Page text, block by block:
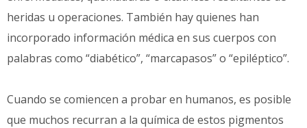
heridas u operaciones. También hay quienes han
incorporado información médica en sus cuerpos con
palabras como “diabético”, “marcapasos” o “epiléptico”.
Cuando se comiencen a probar en humanos, es posible
que muchos recurran a la química de estos pigmentos